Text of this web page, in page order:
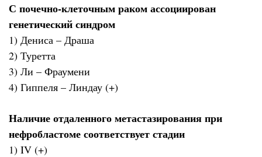
С почечно-клеточным раком ассоциирован
генетический синдром
1) Дениса – Драша
2) Туретта
3) Ли – Фраумени
4) Гиппеля – Линдау (+)
Наличие отдаленного метастазирования при
нефробластоме соответствует стадии
1) IV (+)